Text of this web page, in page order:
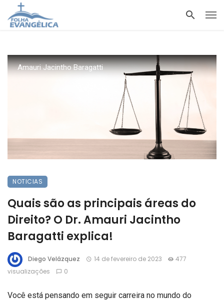
Amauri Jacintho Baragatti
NOTICIAS
Quais são as principais áreas do
Direito? O Dr. Amauri Jacintho
Baragatti explica!
Diego Velázquez 14 de fevereiro de 2023
477
visualizações
0
Você está pensando em seguir carreira no mundo do